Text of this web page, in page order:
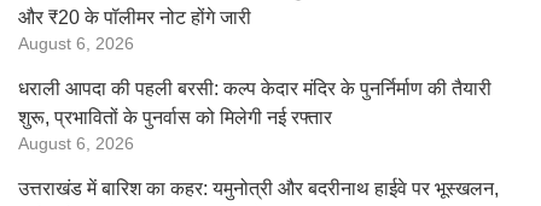
और ₹20 के पॉलीमर नोट होंगे जारी
August 6, 2026
धराली आपदा की पहली बरसी: कल्प केदार मंदिर के पुनर्निर्माण की तैयारी
शुरू, प्रभावितों के पुनर्वास को मिलेगी नई रफ्तार
August 6, 2026
उत्तराखंड में बारिश का कहर: यमुनोत्री और बदरीनाथ हाईवे पर भूस्खलन,